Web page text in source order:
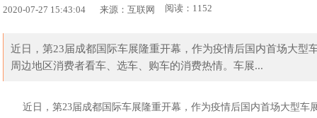
2020-07-27 15:43:04 来源：互联网 阅读：1152
近日，第23届成都国际车展隆重开幕，作为疫情后国内首场大
周边地区消费者看车、选车、购车的消费热情。车展...
近日，第23届成都国际车展隆重开幕，作为疫情后国内首场大型